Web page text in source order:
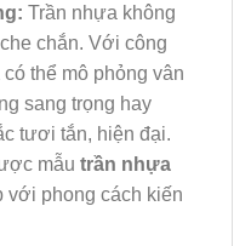
Trần nhựa không
chắn. Với công
thể mô phỏng vân
sang trọng hay
tươi tắn, hiện đại.
mẫu trần nhựa
với phong cách kiến